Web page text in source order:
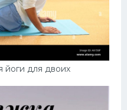
йоги для двоих